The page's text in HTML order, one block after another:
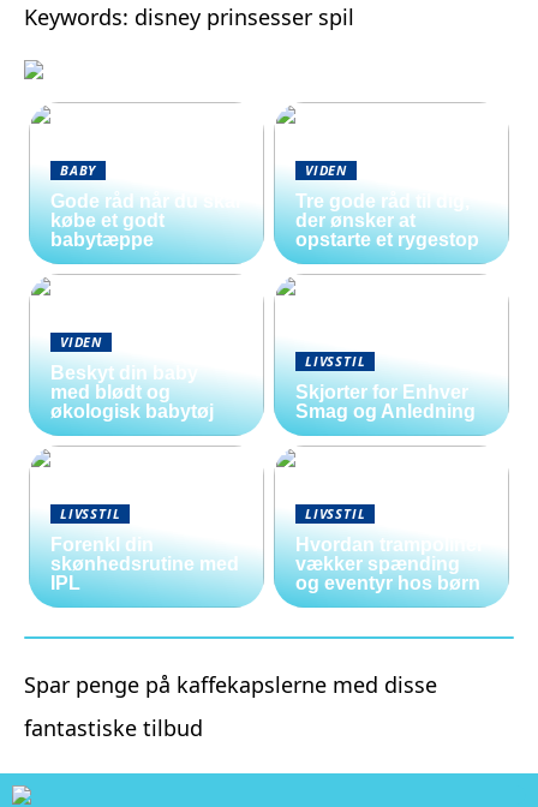
Keywords: disney prinsesser spil
BABY
Gode råd når du skal
købe et godt
babytæppe
VIDEN
Tre gode råd til dig,
der ønsker at
opstarte et rygestop
VIDEN
Beskyt din baby
med blødt og
økologisk babytøj
LIVSSTIL
Skjorter for Enhver
Smag og Anledning
LIVSSTIL
Forenkl din
skønhedsrutine med
IPL
LIVSSTIL
Hvordan trampoliner
vækker spænding
og eventyr hos børn
Spar penge på kaffekapslerne med disse
fantastiske tilbud